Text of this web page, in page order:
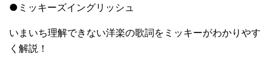
●ミッキーズイングリッシュ
いまいち理解できない洋楽の歌詞をミッキーがわかりやす
く解説！